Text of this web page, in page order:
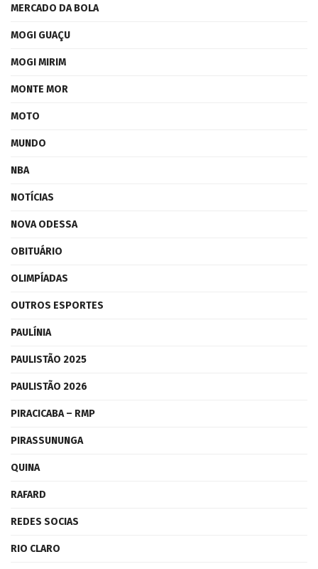
MERCADO DA BOLA
MOGI GUAÇU
MOGI MIRIM
MONTE MOR
MOTO
MUNDO
NBA
NOTÍCIAS
NOVA ODESSA
OBITUÁRIO
OLIMPÍADAS
OUTROS ESPORTES
PAULÍNIA
PAULISTÃO 2025
PAULISTÃO 2026
PIRACICABA – RMP
PIRASSUNUNGA
QUINA
RAFARD
REDES SOCIAS
RIO CLARO